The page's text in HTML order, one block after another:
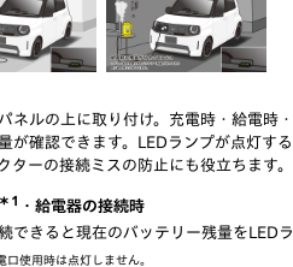
ネルの上に取り付け。充電時・給電時
が確認できます。LEDランプが点灯す
ターの接続ミスの防止にも役立ちます。
＊1
・給電器の接続時
できると現在のバッテリー残量をLED
口使用時は点灯しません。